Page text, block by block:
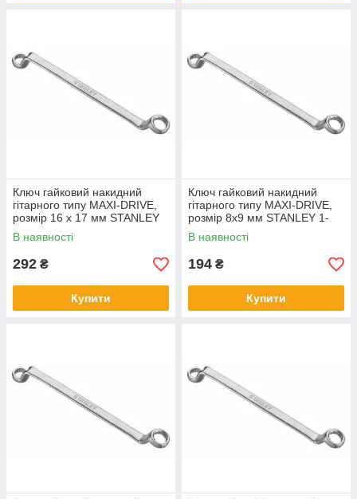
Ключ гайковий накидний
гітарного типу MAXI-DRIVE,
розмір 16 х 17 мм STANLEY
1-13-326
В наявності
292 ₴
Купити
Ключ гайковий накидний
гітарного типу MAXI-DRIVE,
розмір 8х9 мм STANLEY 1-
87-802
В наявності
194 ₴
Купити